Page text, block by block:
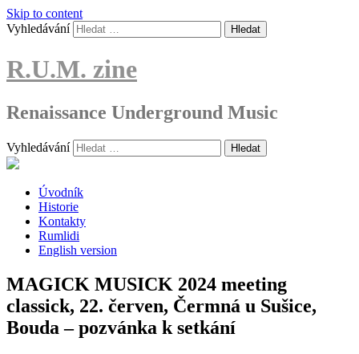
Skip to content
Vyhledávání
R.U.M. zine
Renaissance Underground Music
Vyhledávání
Úvodník
Historie
Kontakty
Rumlidi
English version
MAGICK MUSICK 2024 meeting
classick, 22. červen, Čermná u Sušice,
Bouda – pozvánka k setkání